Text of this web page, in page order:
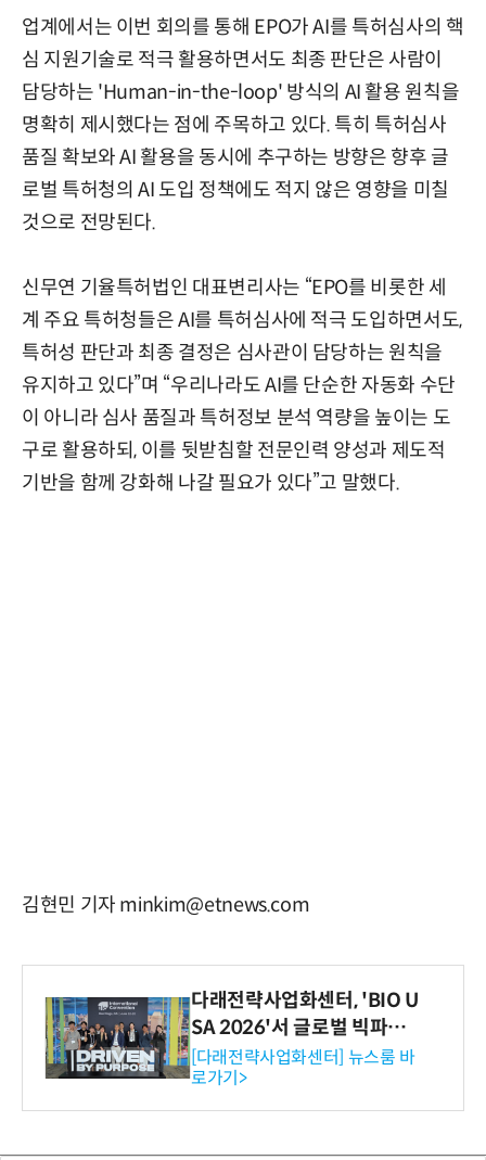
업계에서는 이번 회의를 통해 EPO가 AI를 특허심사의 핵
심 지원기술로 적극 활용하면서도 최종 판단은 사람이
담당하는 'Human-in-the-loop' 방식의 AI 활용 원칙을
명확히 제시했다는 점에 주목하고 있다. 특히 특허심사
품질 확보와 AI 활용을 동시에 추구하는 방향은 향후 글
로벌 특허청의 AI 도입 정책에도 적지 않은 영향을 미칠
것으로 전망된다.
신무연 기율특허법인 대표변리사는 “EPO를 비롯한 세
계 주요 특허청들은 AI를 특허심사에 적극 도입하면서도,
특허성 판단과 최종 결정은 심사관이 담당하는 원칙을
유지하고 있다”며 “우리나라도 AI를 단순한 자동화 수단
이 아니라 심사 품질과 특허정보 분석 역량을 높이는 도
구로 활용하되, 이를 뒷받침할 전문인력 양성과 제도적
기반을 함께 강화해 나갈 필요가 있다”고 말했다.
김현민 기자 minkim@etnews.com
다래전략사업화센터, 'BIO U
SA 2026'서 글로벌 빅파마
와의 비즈니스 미팅 지원…K
-바이오 해외 진출 교두보 확
보
[다래전략사업화센터] 뉴스룸 바
로가기>